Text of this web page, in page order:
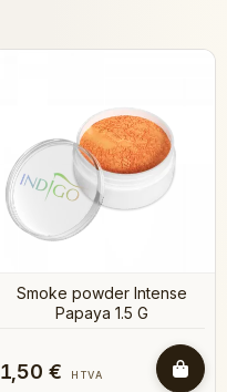
Smoke powder Intense
Papaya 1.5 G
1,50 € HTVA